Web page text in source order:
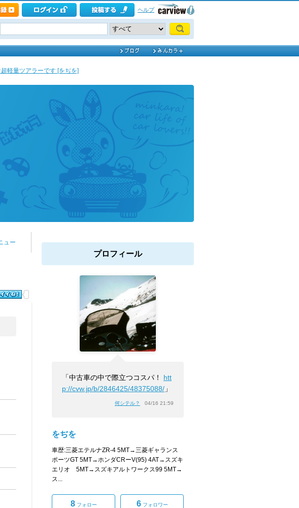
ヘルプ
軽量ツアラーです [をぢを]
ュー
プロフィール
「中古車の中で際立つコスパ！ htt
p://cvw.jp/b/2846425/48375088/ 」
何シテル？ 04/16 21:59
をぢを
車歴:三菱エテルナZR-4 5MT→三菱ギャランス
ポーツGT 5MT→ホンダCRーV(95) 4AT→スズキ
エリオ 5MT→スズキアルトワークス99 5MT→
ス...
8フォロー 6フォロワー